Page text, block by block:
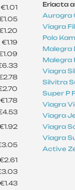
€1.01
€1.19
€1.78
€1.43
Eriacta
Aurogra
Viagra
Polo
Malegra
Malegra
Viagra
Silvitra
Super P
Viagra
Viagra
Viagra
Viagra
Active